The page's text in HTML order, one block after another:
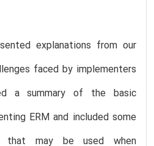
explanations from our
faced by implementers
a summary of the basic
ERM and included some
that may be used when